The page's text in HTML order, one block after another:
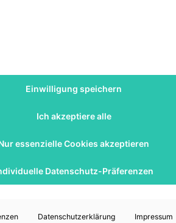
politischen Landschaften unserer
Natur; sie spiegeln auch die
Mischung aus intensiven Action-
Leseerlebnis, das sowohl
vom Flügelträger zum Symbol
unterstützende Rolle und dient als
Weg findet.
Hydra die versteckten Gefahren
Einwilligung speichern
Ich akzeptiere alle
essenzielle Cookies akzeptieren
Datenschutz-Präferenzen
Datenschutzerklärung Impressum